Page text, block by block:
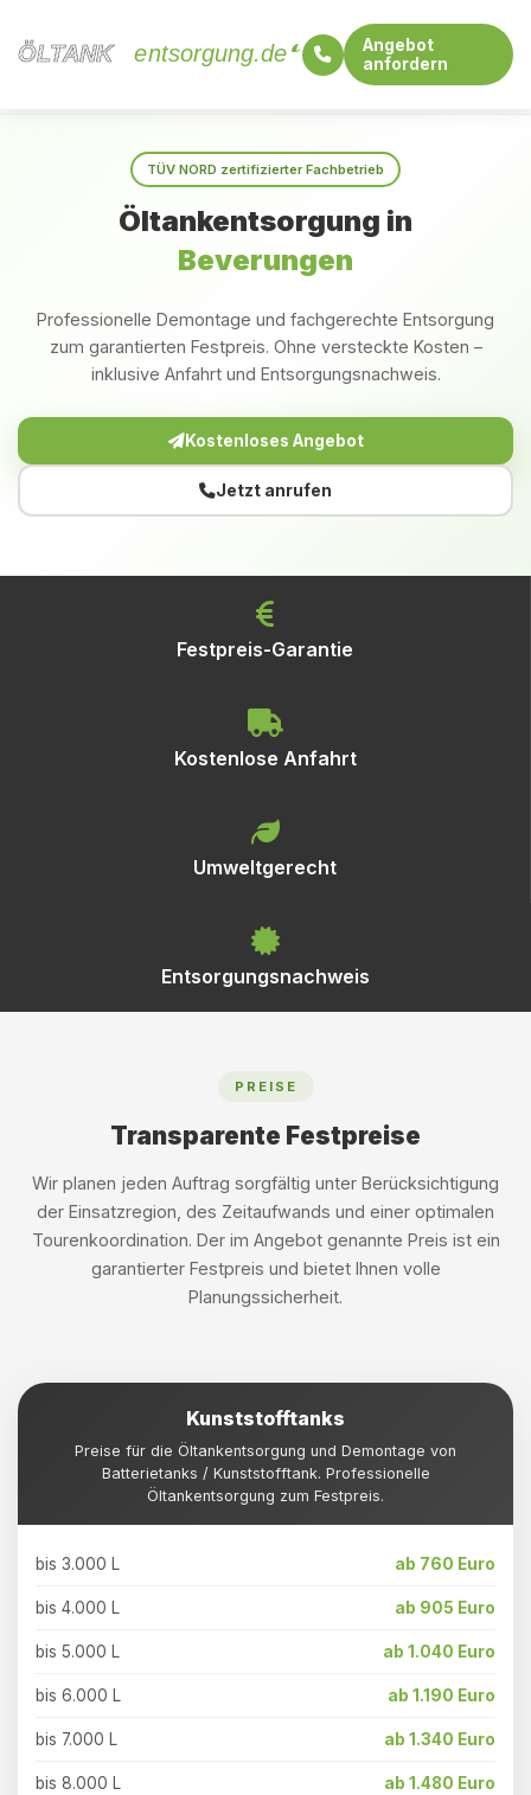
ÖLTANK
ÖLTANK entsorgung.de
Angebot
anfordern
TÜV NORD zertifizierter Fachbetrieb
Öltankentsorgung in
Beverungen
Professionelle Demontage und fachgerechte Entsorgung
zum garantierten Festpreis. Ohne versteckte Kosten –
inklusive Anfahrt und Entsorgungsnachweis.
Kostenloses Angebot
Jetzt anrufen
Festpreis-Garantie
Kostenlose Anfahrt
Umweltgerecht
Entsorgungsnachweis
PREISE
Transparente Festpreise
Wir planen jeden Auftrag sorgfältig unter Berücksichtigung
der Einsatzregion, des Zeitaufwands und einer optimalen
Tourenkoordination. Der im Angebot genannte Preis ist ein
garantierter Festpreis und bietet Ihnen volle
Planungssicherheit.
Kunststofftanks
Preise für die Öltankentsorgung und Demontage von
Batterietanks / Kunststofftank. Professionelle
Öltankentsorgung zum Festpreis.
bis 3.000 L ab 760 Euro
bis 4.000 L ab 905 Euro
bis 5.000 L ab 1.040 Euro
bis 6.000 L ab 1.190 Euro
bis 7.000 L ab 1.340 Euro
bis 8.000 L ab 1.480 Euro